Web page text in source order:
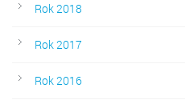
Rok 2018
Rok 2017
Rok 2016